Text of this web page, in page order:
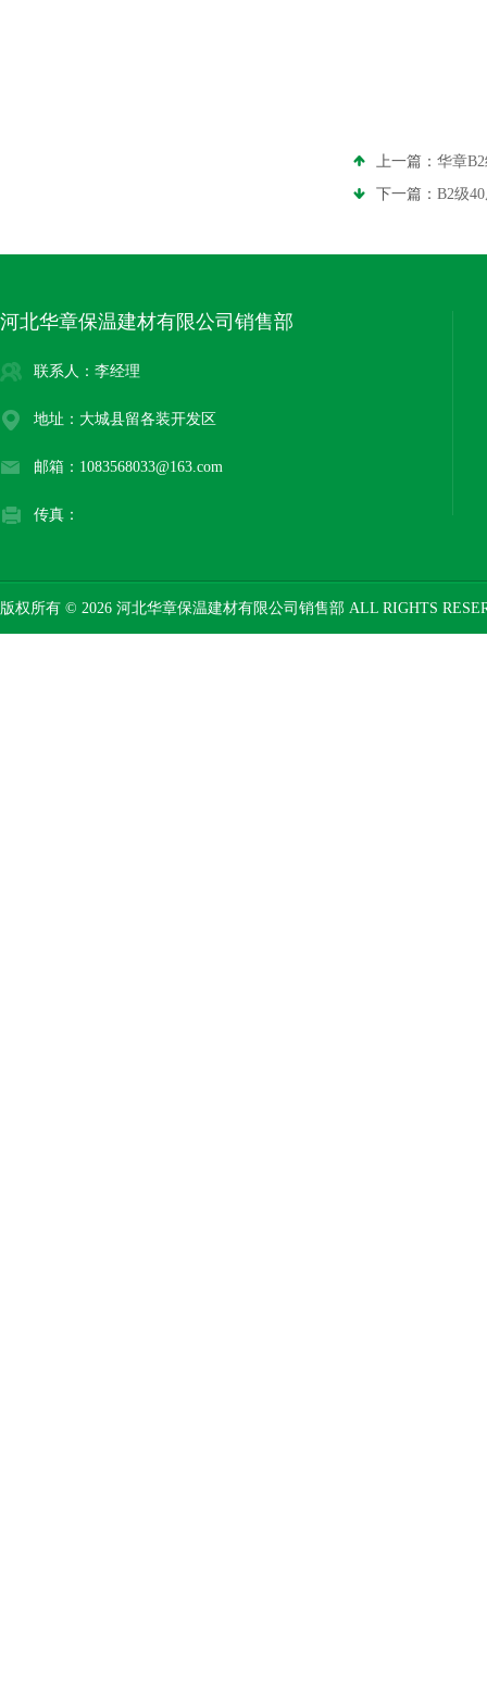
上一篇： 华章
下一篇： B2级
河北华章保温建材有限公司销售部
联系人：李经理
地址：大城县留各装开发区
邮箱：1083568033@163.com
传真：
版权所有 © 2026 河北华章保温建材有限公司销售部 ALL RIGHTS